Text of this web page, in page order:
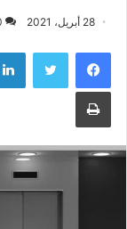
28 أبريل، 2021
فيسبوك